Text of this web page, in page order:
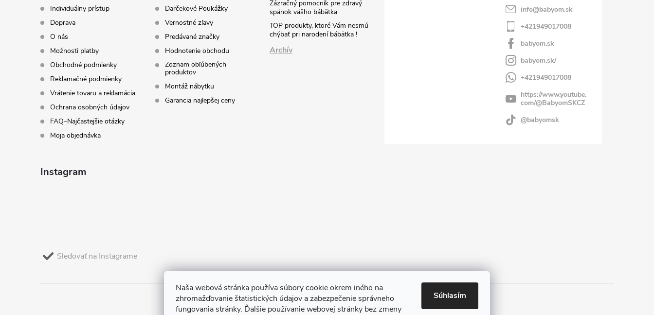
Naša webová stránka používa súbory cookie okrem iného na
zhromažďovanie štatistických údajov a zabezpečenie správneho
fungovania stránky. Ďalšie používanie webovej stránky bez zmeny
Súhlasím
Individuálny prístup
Doprava
O nás
Možnosti platby
Obchodné podmienky
Reklamačné podmienky
Vrátenie tovaru a reklamácia
Ochrana osobných údajov
FAQ–Najčastejšie otázky
Moja objednávka
Darčekové Poukážky
Vernostné zľavy
Predávané značky
Hodnotenie obchodu
Zoznam obľúbených
produktov
Montáž nábytku
Garancia najlepšej ceny
Zázračný pomocník pre zdravý
spánok vášho bábätka
TOP produkty, ktoré Vám nesmú
chýbať pri narodení bábätka !
Archív
info@babyom.sk
+421949017008
babyom.sk
babyom.sk/
+421949017008
https://www.youtube.
com/@BabyomSKCZ
@babyomsk
Instagram
Sledovať na Instagrame
TIk Tok Instagram Facebook